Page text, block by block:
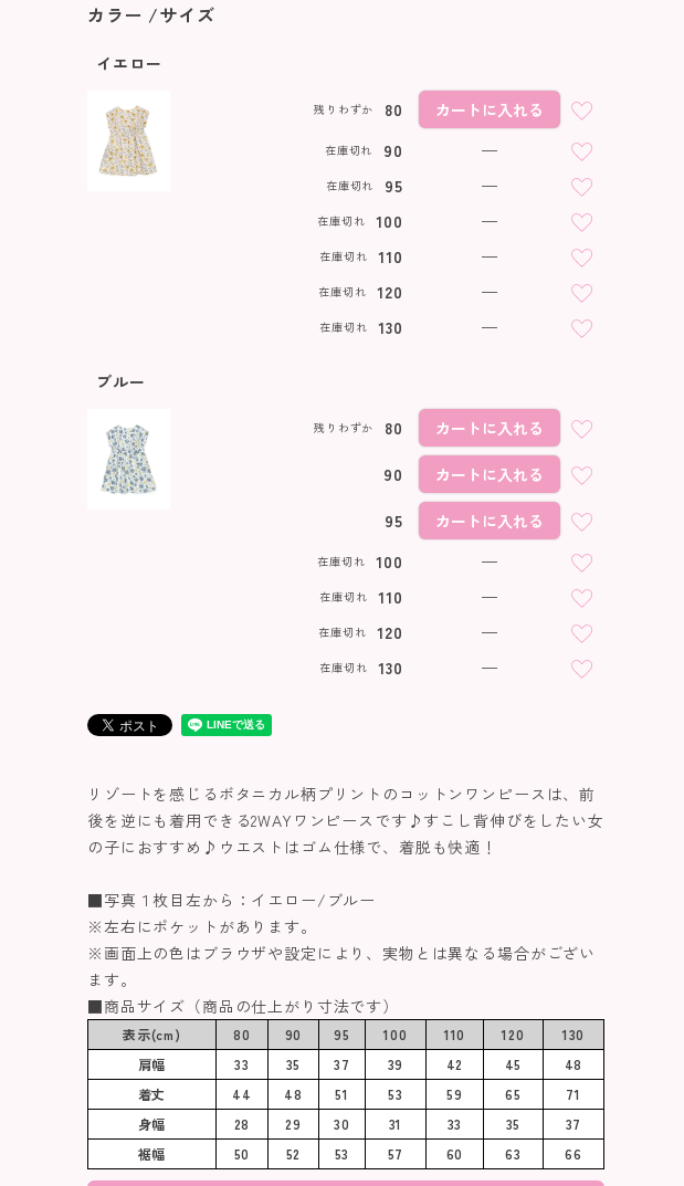
カラー サイズ
イエロー
80
残りわずか
カートに入れる
90
在庫切れ
—
95
在庫切れ
—
100
在庫切れ
—
110
在庫切れ
—
120
在庫切れ
—
130
在庫切れ —
ブルー
80
残りわずか カートに入れる
90 カートに入れる
95
カートに入れる
100
在庫切れ
—
110
在庫切れ
—
120
在庫切れ
—
130
在庫切れ —
リゾートを感じるボタニカル柄プリントのコットンワンピースは、前
後を逆にも着用できる2WAYワンピースです♪すこし背伸びをしたい女
の子におすすめ♪ウエストはゴム仕様で、着脱も快適！
■写真１枚目左から：イエロー/ブルー
※左右にポケットがあります。
※画面上の色はブラウザや設定により、実物とは異なる場合がござい
ます。
■商品サイズ（商品の仕上がり寸法です）
表示(cm) 80 90 95 100 110 120
130
肩幅
33 35 37 39 42 45
48
着丈
44 48 51 53 59 65
71
身幅
28 29 30 31 33 35
37
裾幅
50 52 53 57 60 63 66